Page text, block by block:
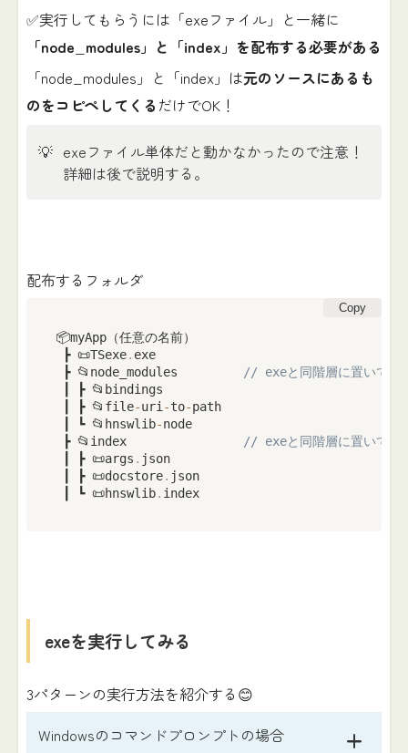
✅実行してもらうには「exeファイル」と一緒に
「node_modules」と「index」を配布する必要がある
「node_modules」と「index」は元のソースにあるも
のをコピペしてくる だけでOK！
💡 exeファイル単体だと動かなかったので注意！
詳細は後で説明する。
配布するフォルダ
Copy
📦myApp（任意の名前）
┣ 📜TSexe. exe
┣ 📂node_modules
// exeと同階層に置いてお
┃ ┣ 📂bindings
┃ ┣ 📂file-uri -to-path
┃ ┗ 📂hnswlib-node
┣ 📂index
// exeと同階層に置いてお
┃ ┣ 📜args . json
┃ ┣ 📜docstore. json
┃ ┗ 📜hnswlib. index
exeを実行してみる
3パターンの実行方法を紹介する😊
Windowsのコマンドプロンプトの場合